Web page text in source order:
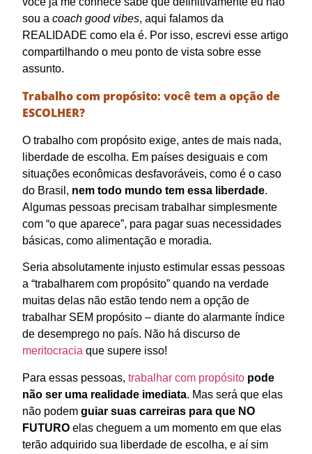
sou a coach good vibes, aqui falamos da
REALIDADE como ela é. Por isso, escrevi esse artigo
compartilhando o meu ponto de vista sobre esse
assunto.
Trabalho com propósito: você tem a opção de
ESCOLHER?
O trabalho com propósito exige, antes de mais nada,
liberdade de escolha. Em países desiguais e com
situações econômicas desfavoráveis, como é o caso
do Brasil, nem todo mundo tem essa liberdade.
Algumas pessoas precisam trabalhar simplesmente
com “o que aparece”, para pagar suas necessidades
básicas, como alimentação e moradia.
Seria absolutamente injusto estimular essas pessoas
a “trabalharem com propósito” quando na verdade
muitas delas não estão tendo nem a opção de
trabalhar SEM propósito – diante do alarmante índice
de desemprego no país. Não há discurso de
meritocracia que supere isso!
Para essas pessoas, trabalhar com propósito pode
não ser uma realidade imediata. Mas será que elas
não podem guiar suas carreiras para que NO
FUTURO elas cheguem a um momento em que elas
terão adquirido sua liberdade de escolha, e aí sim